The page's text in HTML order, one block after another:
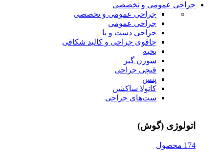
جراحی عمومی و تخصصی
جراحی عمومی و تخصصی
جراحی عمومی
جراحی دست و پا
چاقوی جراحی و کالبد شکافی
بخیه
سوزن‌ گیر
قیچی‌ جراحی
پنس
کانولا ساکشن
ست‌های جراحی
اتولوژی (گوش)
174 محصول